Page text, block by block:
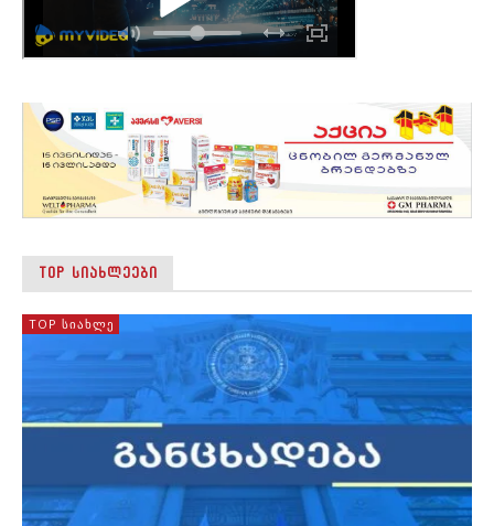
TOP ᲡᲘᲐᲮᲚᲔᲔᲑᲘ
TOP ᲡᲘᲐᲮᲚᲔ